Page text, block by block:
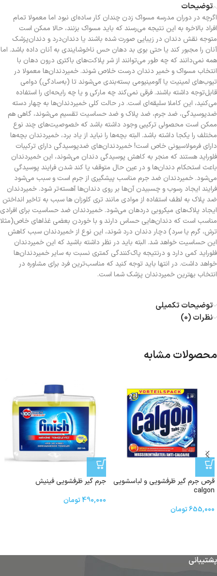
توضیحات
اگرچه در دوران مدرسه مسواک زدن چندان کار ساده‌ای نبود اما معمولا تمام
افراد بالاخره به این نتیجه می‌رسند که باید مسواک بزنند، حالا ممکن است
متوجه نقش دندان در زیبایی صورت شده باشند یا دندان‌درد و دندان‌پزشک
آنان را مجبور کند یا حتی بوی بد دهان حس ناخوشایندی به آنان داده باشد. اما
همه نمی‌دانند که چه طور می‌توانند از شر پلاکت‌های باکتری درون دهان با
انتخاب مسواک و خمیر دندان درست خلاص شوند. خمیردندان‌ها معمولا در
تیوب‌های لمینیت یا آلومینیومی بسته‌بندی می‌شوند تا (به‌سادگی) دوامی
قابل‌توجه داشته باشند. فرقی نمی‌کند چه مارکی و یا چه رایحه‌ای را استفاده
می‌کنید، این کاملا سلیقه‌ای است. در حالت کلی خمیردندان‌ها به چهار دسته
ضدپوسیدگی، ضد جرم، ضد پلاک و ضد حساسیت تقسیم می‌شوند، گاهی هم
ممکن است محصولی ترکیبی وجود داشته باشد که خصوصیت‌های چند نوع
مختلف را یکجا داشته باشد. البته بچه‌ها را نباید از یاد برد، خمیردندان بچه‌ها
دارای فرمولاسیونی خاص است! خمیردندان‌های ضدپوسیدگی دارای ترکیبات
فلوراید هستند که منجر به کاهش پوسیدگی دندان می‌شوند، این خمیردندان
باعث استحکام دندان‌ها و در عین حال متوقف یا کند شدن فرایند پوسیدگی
می‌شود. خمیردندان ضد جرم مناسب پیشگیری از جرم است و سبب می‌شود
فرایند ایجاد رسوب و چسبیدن آن‌ها بر روی دندان‌ها آهسته‌تر شود. خمیردندان
ضد پلاک به لطف استفاده از موادی مانند تری کلوزان ها سبب به تاخیر انداختن
ایجاد پلاک‌های میکروبی دردهان می‌شود. خمیردندان ضد حساسیت برای افرادی
مناسب است که دندان‌هایی حساس دارند و با خوردن بعضی غذاهای خاص(مثلا
ترش، گرم یا سرد) دچار دندان درد شوند، این نوع از خمیردندان سبب کاهش
این حساسیت خواهد شد. البته باید در نظر داشته باشید که این خمیردندان
فلوراید کمی دارد و درنتیجه پاک‌کنندگی کمتری نسبت به سایر خمیردندان‌ها
خواهد داشت. در انتها باید توجه کنید که مناسب‌ترین فرد برای مشاوره در
انتخاب بهترین خمیردندان پزشک شما است.
توضیحات تکمیلی
نظرات (0)
محصولات مشابه
قرص جرم گیر ظرفشویی و لباسشویی
calgon
655,000تومان
جرم گیر ظرفشویی فینیش
490,000تومان
پشتیبانی